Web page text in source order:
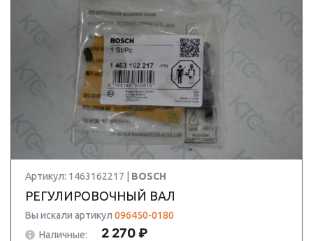
Артикул: 1463162217 | BOSCH
РЕГУЛИРОВОЧНЫЙ ВАЛ
Вы искали артикул 096450-0180
Наличные:
2 270 ₽